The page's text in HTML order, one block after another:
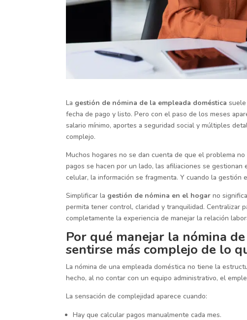
La gestión de nómina de la empleada doméstica
fecha de pago y listo. Pero con el paso de los meses
salario mínimo, aportes a seguridad social y múltiples
complejo.
Muchos hogares no se dan cuenta de que el problema
pagos se hacen por un lado, las afiliaciones se
celular, la información se fragmenta. Y cuando la
Simplificar la gestión de nómina en el hogar no
permita tener control, claridad y tranquilidad. Centralizar
completamente la experiencia de manejar la relación
Por qué manejar la nómina
sentirse más complejo de lo
La nómina de una empleada doméstica no tiene la
hecho, al no contar con un equipo administrativo, el
La sensación de complejidad aparece cuando:
Hay que calcular pagos manualmente cada mes.